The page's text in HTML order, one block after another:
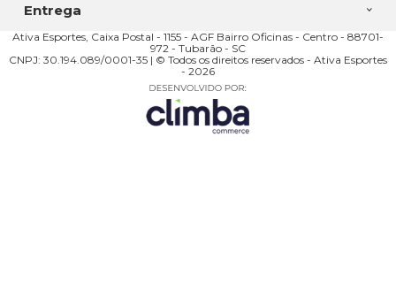
Entrega
Ativa Esportes, Caixa Postal - 1155 - AGF Bairro Oficinas - Centro - 88701-
972 - Tubarão - SC
CNPJ: 30.194.089/0001-35 | © Todos os direitos reservados - Ativa Esportes
- 2026